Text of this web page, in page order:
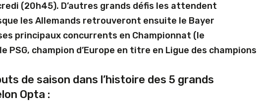
(20h45). D’autres grands défis les attendent
les Allemands retrouveront ensuite le Bayer
principaux concurrents en Championnat (le
PSG, champion d’Europe en titre en Ligue des champions
de saison dans l’histoire des 5 grands
Opta :